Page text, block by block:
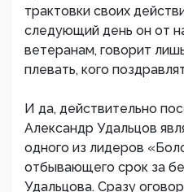
трактовки своих
следующий день он от
ветеранам, говорит
плевать, кого
И да, действительно
Александр Удальцов
одного из лидеров
отбывающего срок за
Удальцова. Сразу